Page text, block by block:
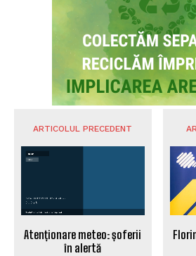
ARTICOLUL PRECEDENT
Atenționare meteo: șoferii
în alertă